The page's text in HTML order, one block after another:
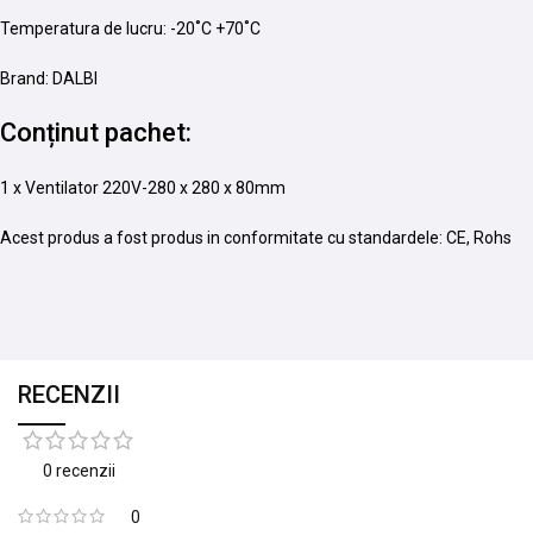
Temperatura de lucru: -20˚C +70˚C
Brand: DALBI
Conținut pachet:
1 x Ventilator 220V-280 x 280 x 80mm
Acest produs a fost produs in conformitate cu standardele: CE, Rohs
RECENZII
0 recenzii
0